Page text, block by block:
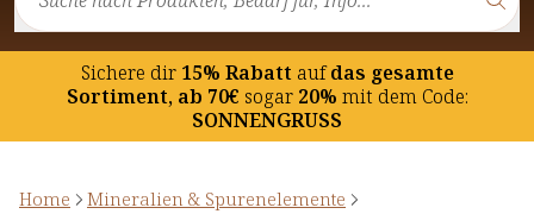
Sichere dir15% Rabatt aufdas gesamte
Sortiment, ab 70€ sogar20% mit dem Code:
SONNENGRUSS
Home
Mineralien & Spurenelemente